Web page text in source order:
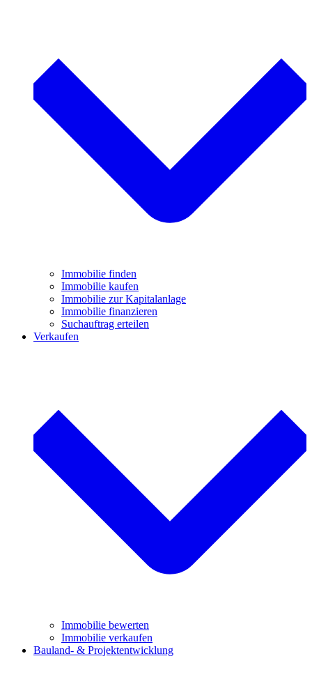
Immobilie finden
Immobilie kaufen
Immobilie zur Kapitalanlage
Immobilie finanzieren
Suchauftrag erteilen
Verkaufen
Immobilie bewerten
Immobilie verkaufen
Bauland- & Projektentwicklung